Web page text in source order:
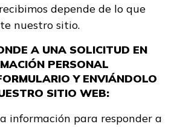
depende de lo que
nuestro sitio.
A UNA SOLICITUD EN
PERSONAL
Y ENVIÁNDOLO
SITIO WEB:
información para responder a